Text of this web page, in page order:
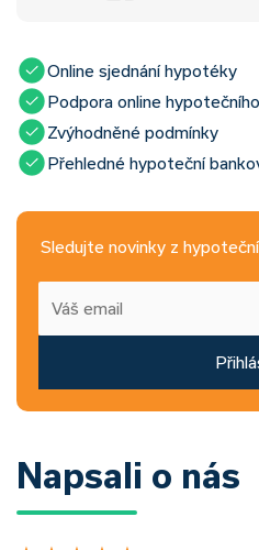
Online sjednání hypotéky
Podpora online
Zvýhodněné podmínky
Přehledné hypoteční
Sledujte novinky z
Napsali o nás